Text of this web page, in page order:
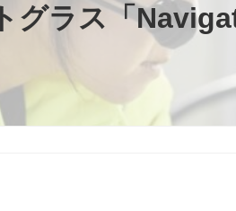
グラス「